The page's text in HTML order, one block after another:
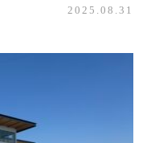
2025.08.31